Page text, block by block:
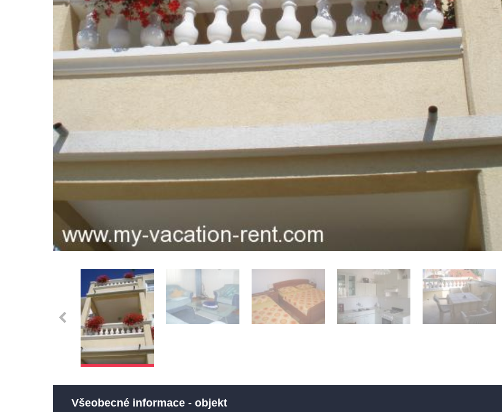
Všeobecné informace - objekt